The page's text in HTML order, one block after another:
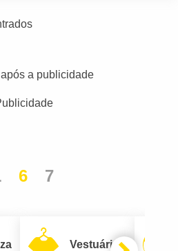
a publicidade
6 7
Vestuário